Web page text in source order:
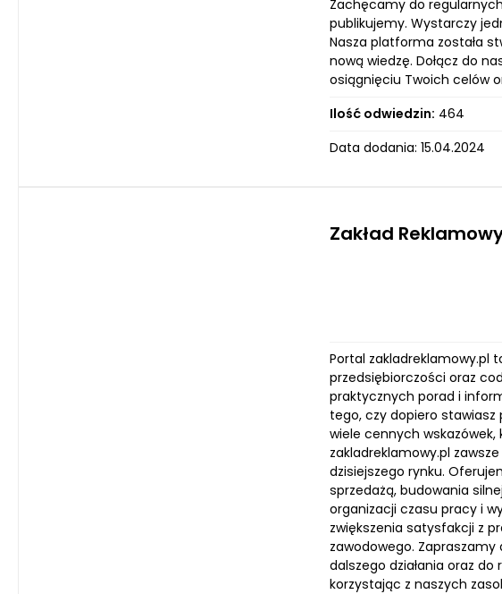
Zachęcamy do
publikujemy. Wystarczy
Nasza platforma została
nową wiedzę. Dołącz do
osiągnięciu Twoich celów
Ilość odwiedzin: 464
Data dodania: 15.04.2024
Zakład
Portal zakladreklamowy.pl
przedsiębiorczości oraz
praktycznych porad i
tego, czy dopiero stawiasz
wiele cennych wskazówek,
zakladreklamowy.pl
dzisiejszego rynku.
sprzedażą, budowania
organizacji czasu pracy i
zwiększenia satysfakcji z
zawodowego.
dalszego działania oraz
korzystając z naszych